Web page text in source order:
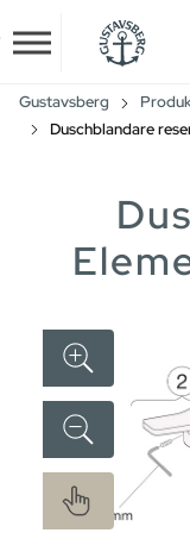
Skip to main content
Gustavsberg
Duschblandare